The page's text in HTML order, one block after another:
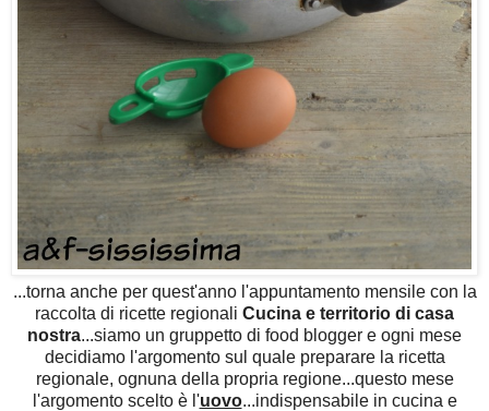
...torna anche per quest'anno l'appuntamento mensile con la
raccolta di ricette regionali Cucina e territorio di casa
nostra...siamo un gruppetto di food blogger e ogni mese
decidiamo l'argomento sul quale preparare la ricetta
regionale, ognuna della propria regione...questo mese
l'argomento scelto è l'uovo...indispensabile in cucina e